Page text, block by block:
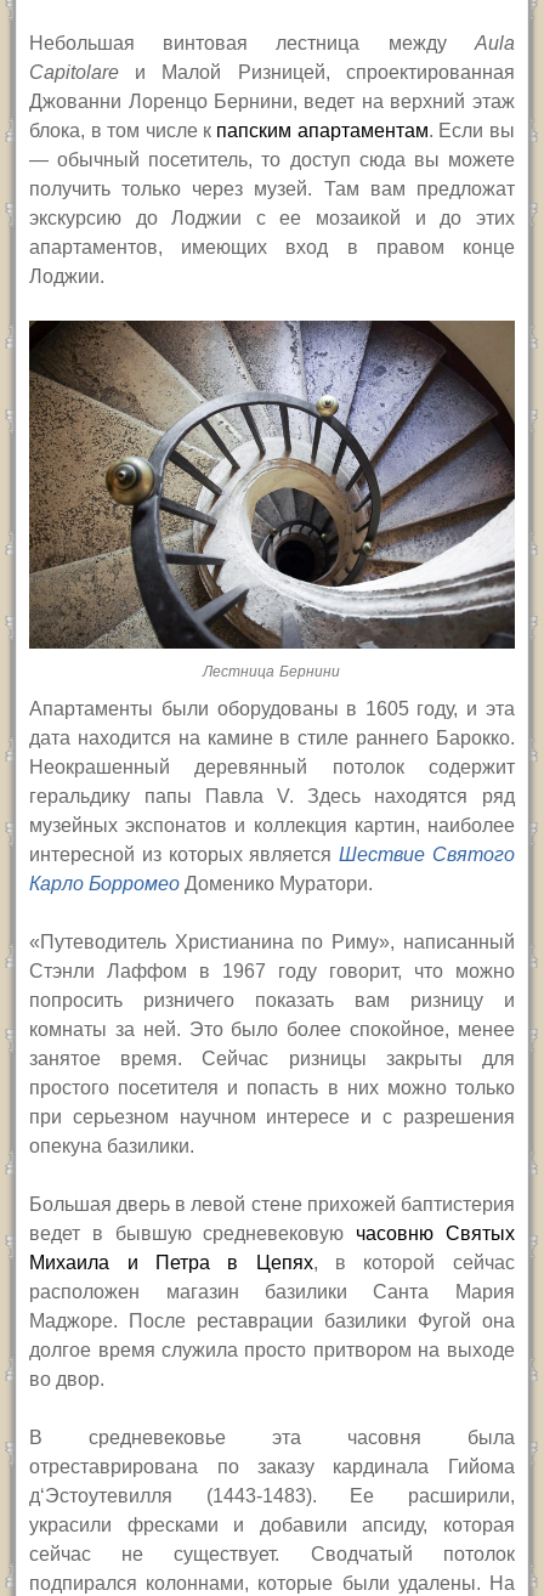
Небольшая винтовая лестница между Aula
Capitolare и Малой Ризницей, спроектированная
Джованни Лоренцо Бернини, ведет на верхний этаж
блока, в том числе к папским апартаментам. Если вы
— обычный посетитель, то доступ сюда вы можете
получить только через музей. Там вам предложат
экскурсию до Лоджии с ее мозаикой и до этих
апартаментов, имеющих вход в правом конце
Лоджии.
Лестница Бернини
Апартаменты были оборудованы в 1605 году, и эта
дата находится на камине в стиле раннего Барокко.
Неокрашенный деревянный потолок содержит
геральдику папы Павла V. Здесь находятся ряд
музейных экспонатов и коллекция картин, наиболее
интересной из которых является Шествие Святого
Карло Борромео Доменико Муратори.
«Путеводитель Христианина по Риму», написанный
Стэнли Лаффом в 1967 году говорит, что можно
попросить ризничего показать вам ризницу и
комнаты за ней. Это было более спокойное, менее
занятое время. Сейчас ризницы закрыты для
простого посетителя и попасть в них можно только
при серьезном научном интересе и с разрешения
опекуна базилики.
Большая дверь в левой стене прихожей баптистерия
ведет в бывшую средневековую часовню Святых
Михаила и Петра в Цепях, в которой сейчас
расположен магазин базилики Санта Мария
Маджоре. После реставрации базилики Фугой она
долгое время служила просто притвором на выходе
во двор.
В средневековье эта часовня была
отреставрирована по заказу кардинала Гийома
д‘Эстоутевилля (1443-1483). Ее расширили,
украсили фресками и добавили апсиду, которая
сейчас не существует. Сводчатый потолок
подпирался колоннами, которые были удалены. На